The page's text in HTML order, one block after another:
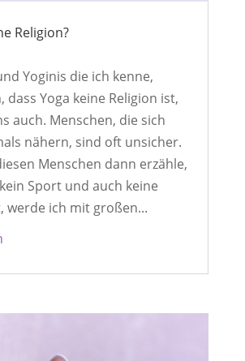
Religion?
Yoginis die ich kenne,
dass Yoga keine Religion ist,
auch. Menschen, die sich
nähern, sind oft unsicher.
Menschen dann erzähle,
Sport und auch keine
werde ich mit großen...